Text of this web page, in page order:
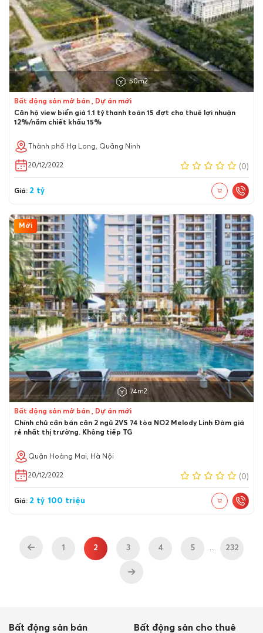
50m2
Bất động sản mở bán , Dự án mới
Căn hộ view biển giá 1.1 tỷ thanh toán 15 đợt cho thuê lợi nhuận
12%/năm chiết khấu 15%
Thành phố Hạ Long, Quảng Ninh
20/12/2022 (0)
Giá: 2 tỷ
Mới
74m2
Bất động sản mở bán , Dự án mới
Chính chủ cần bán căn 2 ngủ 2VS 74 tòa NO2 Melody Linh Đàm giá
rẻ nhất thị trường. Không tiếp TG
Quận Hoàng Mai, Hà Nội
20/12/2022 (0)
Giá: 2 tỷ 100 triệu
1 2 3 4 5 ... 232
Bất động sản bán Bất động sản cho thuê